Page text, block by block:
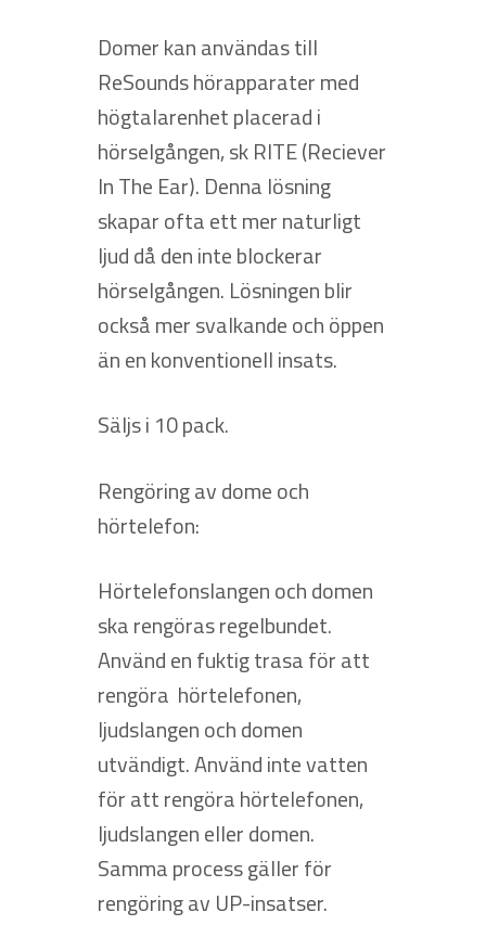
Domer kan användas till
ReSounds hörapparater med
högtalarenhet placerad i
hörselgången, sk RITE (Reciever
In The Ear). Denna lösning
skapar ofta ett mer naturligt
ljud då den inte blockerar
hörselgången. Lösningen blir
också mer svalkande och öppen
än en konventionell insats.
Säljs i 10 pack.
Rengöring av dome och
hörtelefon:
Hörtelefonslangen och domen
ska rengöras regelbundet.
Använd en fuktig trasa för att
rengöra hörtelefonen,
ljudslangen och domen
utvändigt. Använd inte vatten
för att rengöra hörtelefonen,
ljudslangen eller domen.
Samma process gäller för
rengöring av UP-insatser.